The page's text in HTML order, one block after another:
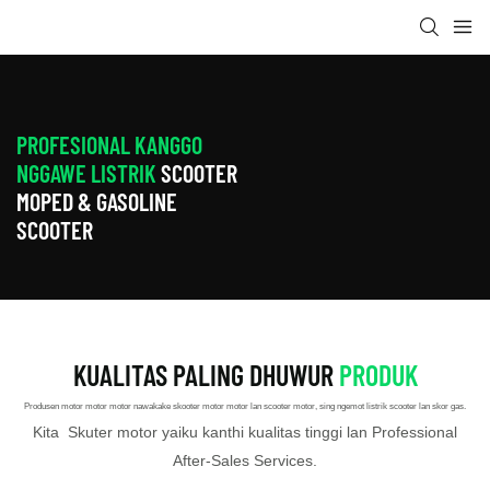
PROFESIONAL KANGGO
NGGAWE LISTRIKSCOOTER
MOPED & GASOLINE
SCOOTER
KUALITAS PALING DHUWURPRODUK
Produsen motor motor motor nawakake skooter motor motor lan scooter motor, sing ngemot listrik scooter lan skor gas.
Kita Skuter motor yaiku kanthi kualitas tinggi lan Professional
After-Sales Services.